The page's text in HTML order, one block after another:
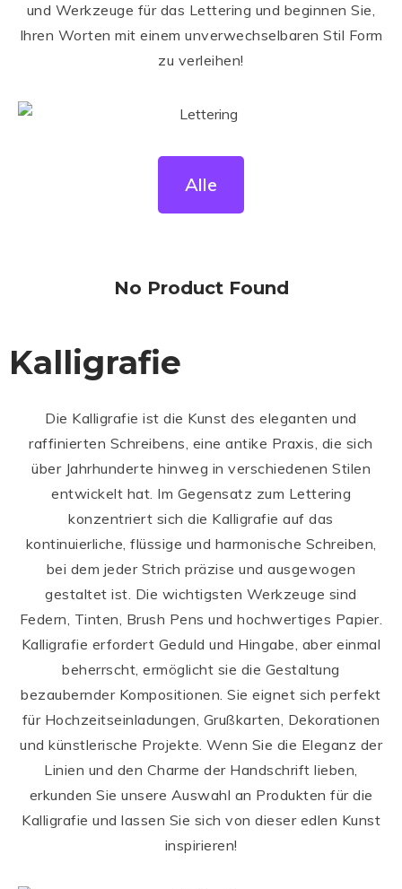
und Werkzeuge für das Lettering und beginnen Sie,
Ihren Worten mit einem unverwechselbaren Stil Form
zu verleihen!
Alle
No Product Found
Kalligrafie
Die Kalligrafie ist die Kunst des eleganten und
raffinierten Schreibens, eine antike Praxis, die sich
über Jahrhunderte hinweg in verschiedenen Stilen
entwickelt hat. Im Gegensatz zum Lettering
konzentriert sich die Kalligrafie auf das
kontinuierliche, flüssige und harmonische Schreiben,
bei dem jeder Strich präzise und ausgewogen
gestaltet ist. Die wichtigsten Werkzeuge sind
Federn, Tinten, Brush Pens und hochwertiges Papier.
Kalligrafie erfordert Geduld und Hingabe, aber einmal
beherrscht, ermöglicht sie die Gestaltung
bezaubernder Kompositionen. Sie eignet sich perfekt
für Hochzeitseinladungen, Grußkarten, Dekorationen
und künstlerische Projekte. Wenn Sie die Eleganz der
Linien und den Charme der Handschrift lieben,
erkunden Sie unsere Auswahl an Produkten für die
Kalligrafie und lassen Sie sich von dieser edlen Kunst
inspirieren!